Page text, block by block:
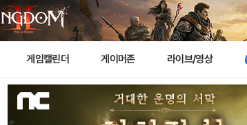
게임캘린더 게이머존 라이브/영상